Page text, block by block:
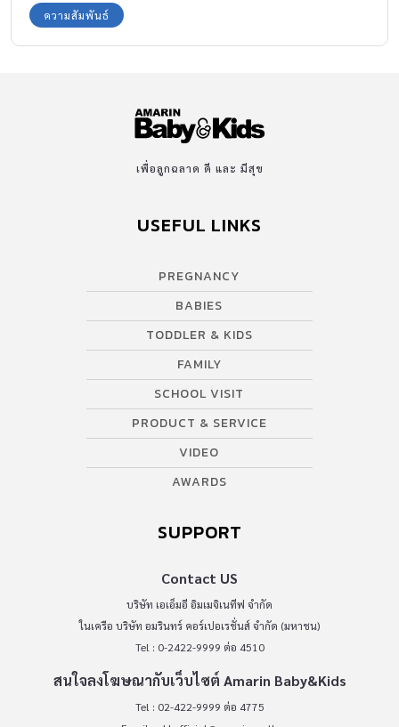
ปัญหาใหญ่ที่พ่อแม่ทำให้ลูกกลายเป็นเด็กมีปัญหาโดยไม่รู้ตัว
ความสัมพันธ์
เพื่อลูกฉลาด ดี และ มีสุข
USEFUL LINKS
PREGNANCY
BABIES
TODDLER & KIDS
FAMILY
SCHOOL VISIT
PRODUCT & SERVICE
VIDEO
AWARDS
SUPPORT
Contact US
บริษัท เอเอ็มอี อิมเมจิเนทีฟ จำกัด
ในเครือ บริษัท อมรินทร์ คอร์เปอเรชั่นส์ จำกัด (มหาชน)
Tel : 0-2422-9999 ต่อ 4510
สนใจลงโฆษณากับเว็บไซต์ Amarin Baby&Kids
Tel : 02-422-9999 ต่อ 4775